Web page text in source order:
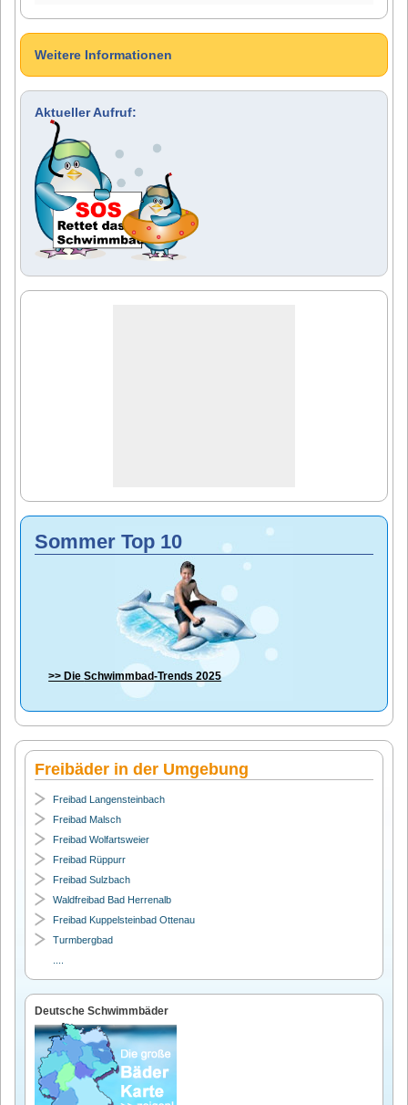
Weitere Informationen
Aktueller Aufruf:
Sommer Top 10
>> DieSchwimmbad-Trends 2025
Freibäder in der Umgebung
Freibad Langensteinbach
Freibad Malsch
Freibad Wolfartsweier
Freibad Rüppurr
Freibad Sulzbach
Waldfreibad Bad Herrenalb
Freibad Kuppelsteinbad Ottenau
Turmbergbad
Deutsche Schwimmbäder